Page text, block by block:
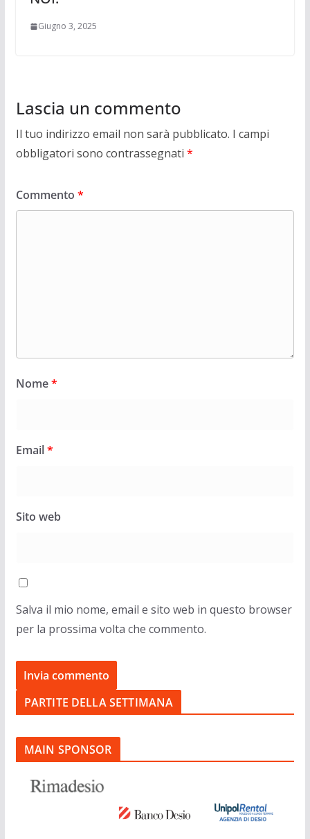
Giugno 3, 2025
Lascia un commento
Il tuo indirizzo email non sarà pubblicato. I campi
obbligatori sono contrassegnati *
Commento *
Nome*
Email*
Sito web
Salva il mio nome, email e sito web in questo browser
per la prossima volta che commento.
PARTITE DELLA SETTIMANA
MAIN SPONSOR